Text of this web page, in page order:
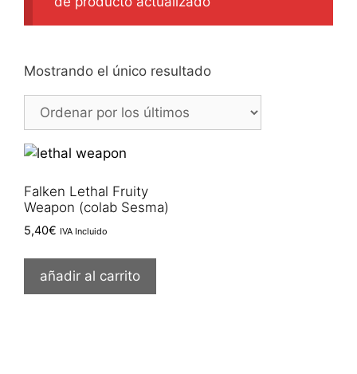
Mostrando el único resultado
Falken Lethal Fruity
Weapon (colab Sesma)
5,40€ IVA Incluido
añadir al carrito